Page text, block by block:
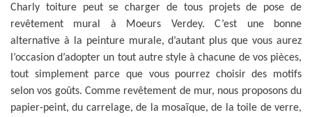
Charly toiture peut se charger de tous projets de pose de
revêtement mural à Moeurs Verdey. C’est une bonne
alternative à la peinture murale, d’autant plus que vous aurez
l’occasion d’adopter un tout autre style à chacune de vos pièces,
tout simplement parce que vous pourrez choisir des motifs
selon vos goûts. Comme revêtement de mur, nous proposons du
papier-peint, du carrelage, de la mosaïque, de la toile de verre,